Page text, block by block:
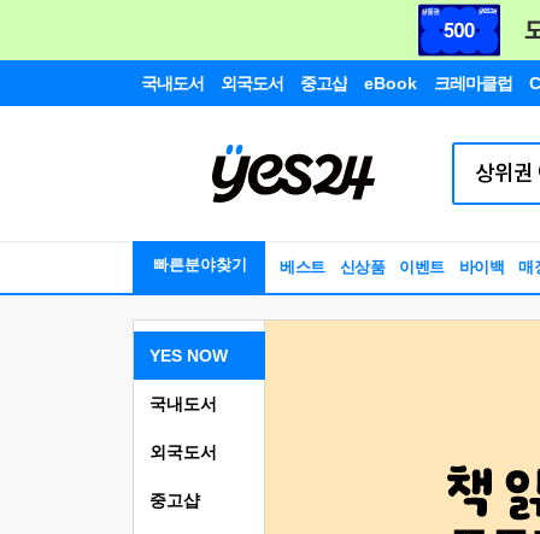
국내도서 외국도서 중고샵 eBook 크레마클럽
빠른분야찾기 베스트 신상품 이벤트 바이백 매
YES NOW
국내도서
외국도서
중고샵